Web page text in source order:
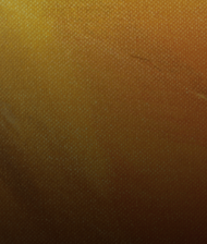
#AI Governance
#AI/IoT
VIEW MORE